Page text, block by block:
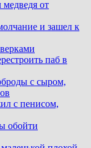
от
и зашел к
паб в
с сыром,
с пенисом,
обойти